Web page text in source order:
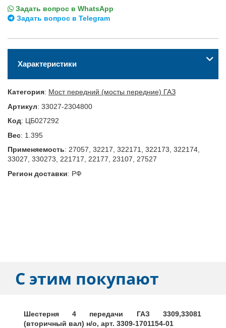
Задать вопрос в WhatsApp
Задать вопрос в Telegram
Характеристики
Категория: Мост передний (мосты передние) ГАЗ
Артикул: 33027-2304800
Код: ЦБ027292
Вес: 1.395
Применяемость: 27057, 32217, 322171, 322173, 322174,
33027, 330273, 221717, 22177, 23107, 27527
Регион доставки: РФ
С этим покупают
Шестерня 4 передачи ГАЗ 3309,33081
(вторичный вал) н/о, арт. 3309-1701154-01